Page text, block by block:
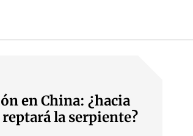
en China: ¿hacia
la serpiente?